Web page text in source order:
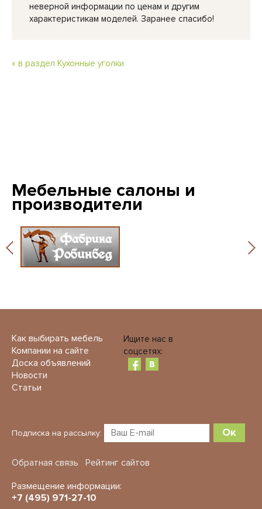
неверной информации по ценам и другим
характеристикам моделей. Заранее спасибо!
« в раздел Кухонные уголки
Мебельные салоны и
производители
Как выбирать мебель
Компании на сайте
Доска объявлений
Новости
Статьи
Ищите нас в
соцсетях:
Подписка на рассылку: Ок
Обратная связь
Рейтинг сайтов
Размещение информации:
+7 (495) 971-27-10